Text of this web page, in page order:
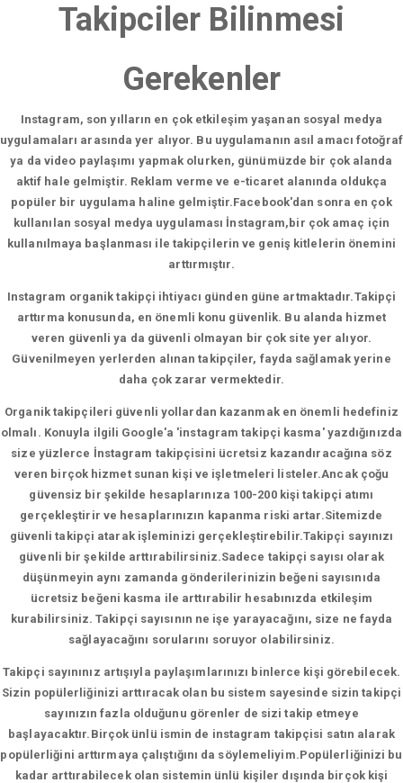
Takipciler Bilinmesi
Gerekenler
Instagram, son yılların en çok etkileşim yaşanan sosyal medya
uygulamaları arasında yer alıyor. Bu uygulamanın asıl amacı fotoğraf
ya da video paylaşımı yapmak olurken, günümüzde bir çok alanda
aktif hale gelmiştir. Reklam verme ve e-ticaret alanında oldukça
popüler bir uygulama haline gelmiştir.Facebook'dan sonra en çok
kullanılan sosyal medya uygulaması İnstagram,bir çok amaç için
kullanılmaya başlanması ile takipçilerin ve geniş kitlelerin önemini
arttırmıştır.
Instagram organik takipçi ihtiyacı günden güne artmaktadır.Takipçi
arttırma konusunda, en önemli konu güvenlik. Bu alanda hizmet
veren güvenli ya da güvenli olmayan bir çok site yer alıyor.
Güvenilmeyen yerlerden alınan takipçiler, fayda sağlamak yerine
daha çok zarar vermektedir.
Organik takipçileri güvenli yollardan kazanmak en önemli hedefiniz
olmalı. Konuyla ilgili Google'a 'instagram takipçi kasma' yazdığınızda
size yüzlerce İnstagram takipçisini ücretsiz kazandıracağına söz
veren birçok hizmet sunan kişi ve işletmeleri listeler.Ancak çoğu
güvensiz bir şekilde hesaplarınıza 100-200 kişi takipçi atımı
gerçekleştirir ve hesaplarınızın kapanma riski artar.Sitemizde
güvenli takipçi atarak işleminizi gerçekleştirebilir.Takipçi sayınızı
güvenli bir şekilde arttırabilirsiniz.Sadece takipçi sayısı olarak
düşünmeyin aynı zamanda gönderilerinizin beğeni sayısınıda
ücretsiz beğeni kasma ile arttırabilir hesabınızda etkileşim
kurabilirsiniz. Takipçi sayısının ne işe yarayacağını, size ne fayda
sağlayacağını sorularını soruyor olabilirsiniz.
Takipçi sayınınız artışıyla paylaşımlarınızı binlerce kişi görebilecek.
Sizin popülerliğinizi arttıracak olan bu sistem sayesinde sizin takipçi
sayınızın fazla olduğunu görenler de sizi takip etmeye
başlayacaktır.Birçok ünlü ismin de instagram takipçisi satın alarak
popülerliğini arttırmaya çalıştığını da söylemeliyim.Popülerliğinizi bu
kadar arttırabilecek olan sistemin ünlü kişiler dışında birçok kişi